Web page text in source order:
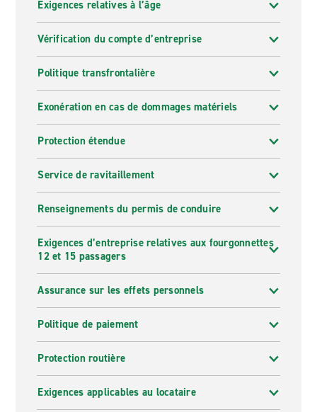
Exigences relatives à l’âge
Vérification du compte d’entreprise
Politique transfrontalière
Exonération en cas de dommages matériels
Protection étendue
Service de ravitaillement
Renseignements du permis de conduire
Exigences d’entreprise relatives aux fourgonnettes
12 et 15 passagers
Assurance sur les effets personnels
Politique de paiement
Protection routière
Exigences applicables au locataire